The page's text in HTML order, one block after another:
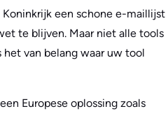
een schone e-maillijst
te blijven. Maar niet alle tools
van belang waar uw tool
Europese oplossing zoals